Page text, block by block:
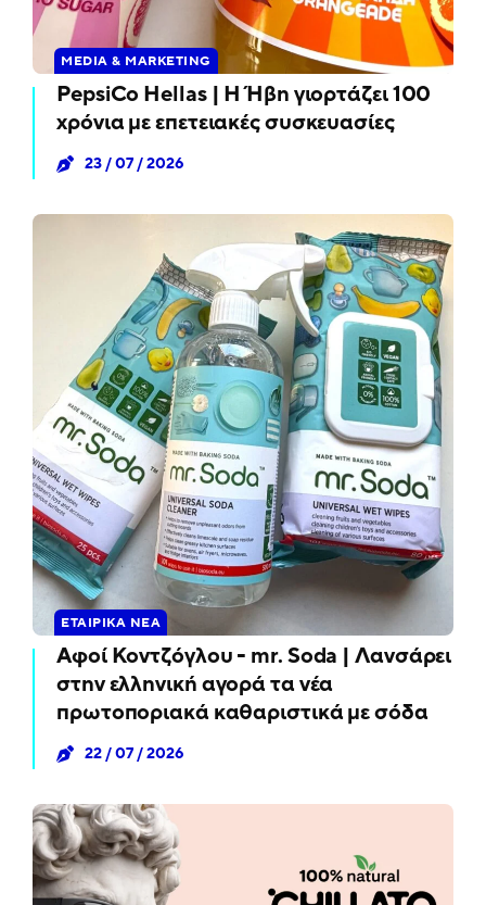
MEDIA & MARKETING
PepsiCo Hellas | Η Ήβη γιορτάζει 100
χρόνια με επετειακές συσκευασίες
23 / 07 / 2026
ΕΤΑΙΡΙΚΆ ΝΈΑ
Αφοί Κοντζόγλου - mr. Soda | Λανσάρει
στην ελληνική αγορά τα νέα
πρωτοποριακά καθαριστικά με σόδα
22 / 07 / 2026